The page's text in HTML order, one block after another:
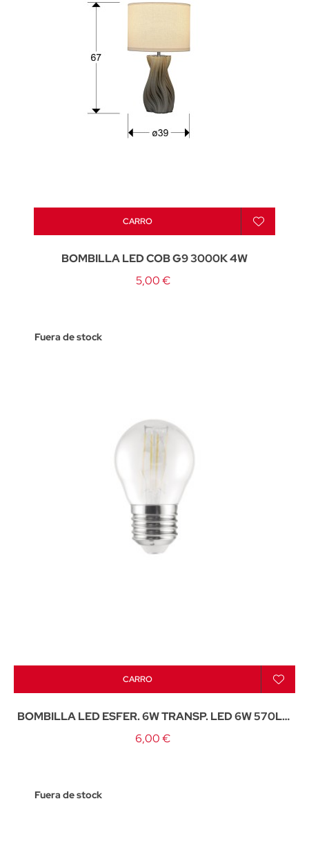
CARRO
BOMBILLA LED COB G9 3000K 4W
5,00 €
Fuera de stock
CARRO
BOMBILLA LED ESFER. 6W TRANSP. LED 6W 570LM
4000K - E-27
6,00 €
Fuera de stock